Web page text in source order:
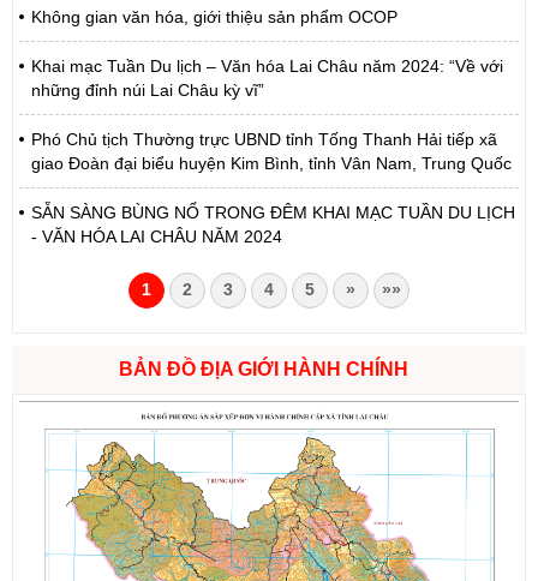
Không gian văn hóa, giới thiệu sản phẩm OCOP
Khai mạc Tuần Du lịch – Văn hóa Lai Châu năm 2024: “Về với
những đỉnh núi Lai Châu kỳ vĩ”
Phó Chủ tịch Thường trực UBND tỉnh Tống Thanh Hải tiếp xã
giao Đoàn đại biểu huyện Kim Bình, tỉnh Vân Nam, Trung Quốc
SẴN SÀNG BÙNG NỔ TRONG ĐÊM KHAI MẠC TUẦN DU LỊCH
- VĂN HÓA LAI CHÂU NĂM 2024
1 2 3 4 5 » »»
BẢN ĐỒ ĐỊA GIỚI HÀNH CHÍNH